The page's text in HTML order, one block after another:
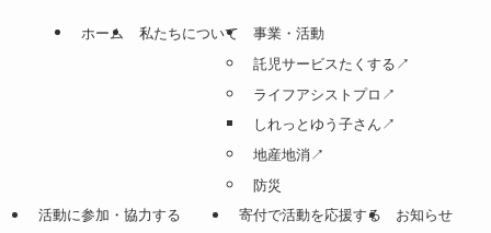
ホーム 私たちについて
事業・活動
託児サービスたくする↗
ライフアシストプロ↗
しれっとゆう子さん↗
地産地消↗
防災
活動に参加・協力する
寄付で活動を応援する お知らせ